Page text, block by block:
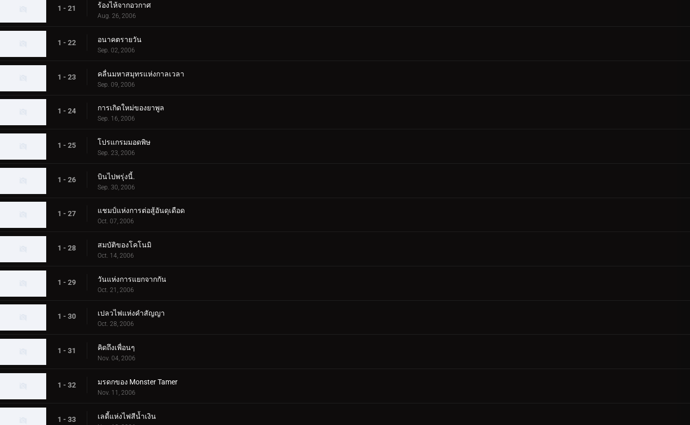
1 - 21 ร้องไห้จากอวกาศ
Aug. 26, 2006
1 - 22 อนาคตรายวัน
Sep. 02, 2006
1 - 23 คลื่นมหาสมุทรแห่งกาลเวลา
Sep. 09, 2006
1 - 24 การเกิดใหม่ของยาพูล
Sep. 16, 2006
1 - 25 โปรแกรมมอดพิษ
Sep. 23, 2006
1 - 26 บินไปพรุ่งนี้.
Sep. 30, 2006
1 - 27 แชมป์แห่งการต่อสู้อันดุเดือด
Oct. 07, 2006
1 - 28 สมบัติของโคโนมิ
Oct. 14, 2006
1 - 29 วันแห่งการแยกจากกัน
Oct. 21, 2006
1 - 30 เปลวไฟแห่งคำสัญญา
Oct. 28, 2006
1 - 31 คิดถึงเพื่อนๆ
Nov. 04, 2006
1 - 32 มรดกของ Monster Tamer
Nov. 11, 2006
1 - 33 เลดี้แห่งไฟสีน้ำเงิน